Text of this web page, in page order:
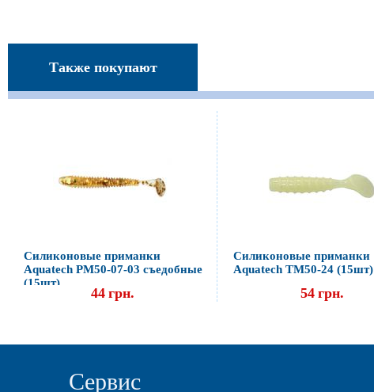
Также покупают
Силиконовые приманки
Aquatech PM50-07-03 съедобные
(15шт)
44 грн.
Силиконовые приманки
Aquatech ТМ50-24 (15шт)
54 грн.
Сервис